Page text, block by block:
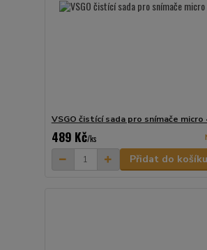
VSGO čistící sada pro snímače micro
489 Kč/ks
Přidat do košíku